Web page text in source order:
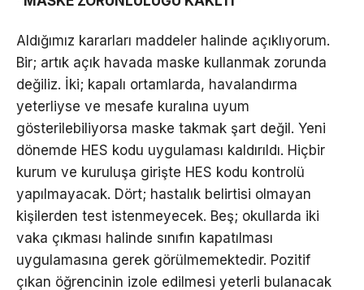
Aldığımız kararları maddeler halinde açıklıyorum.
Bir; artık açık havada maske kullanmak zorunda
değiliz. İki; kapalı ortamlarda, havalandırma
yeterliyse ve mesafe kuralına uyum
gösterilebiliyorsa maske takmak şart değil. Yeni
dönemde HES kodu uygulaması kaldırıldı. Hiçbir
kurum ve kuruluşa girişte HES kodu kontrolü
yapılmayacak. Dört; hastalık belirtisi olmayan
kişilerden test istenmeyecek. Beş; okullarda iki
vaka çıkması halinde sınıfın kapatılması
uygulamasına gerek görülmemektedir. Pozitif
çıkan öğrencinin izole edilmesi yeterli bulanacak